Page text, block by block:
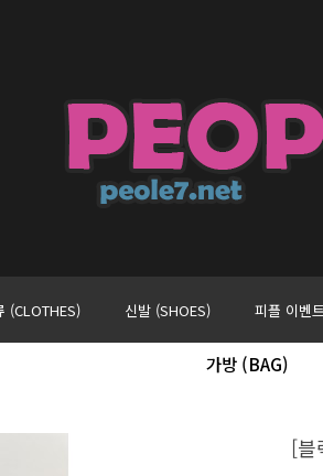
(CLOTHES) 신발 (SHOES) 피플 이벤트
가방 (BAG)
[블